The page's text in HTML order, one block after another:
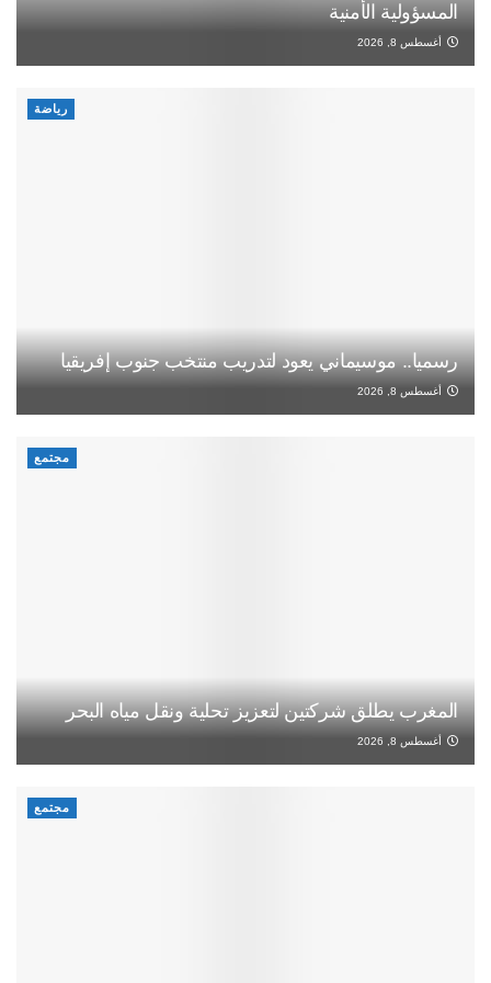
المسؤولية الأمنية
أغسطس 8, 2026
رياضة
رسميا.. موسيماني يعود لتدريب منتخب جنوب إفريقيا
أغسطس 8, 2026
مجتمع
المغرب يطلق شركتين لتعزيز تحلية ونقل مياه البحر
أغسطس 8, 2026
مجتمع